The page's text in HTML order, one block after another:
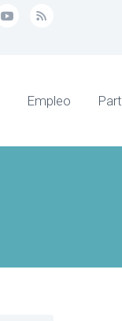
Empleo